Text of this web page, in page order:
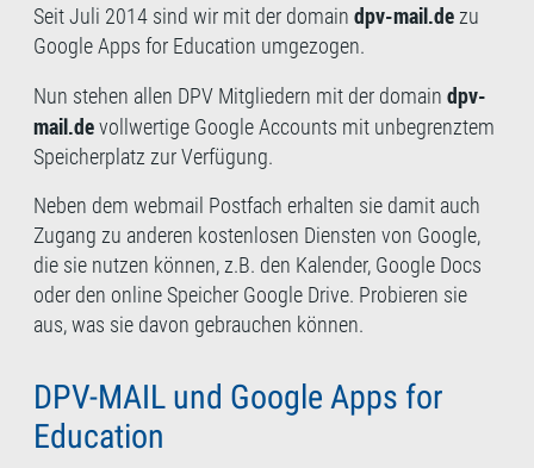
Seit Juli 2014 sind wir mit der domain dpv-mail.de zu
Google Apps for Education umgezogen.
Nun stehen allen DPV Mitgliedern mit der domain dpv-
mail.de vollwertige Google Accounts mit unbegrenztem
Speicherplatz zur Verfügung.
Neben dem webmail Postfach erhalten sie damit auch
Zugang zu anderen kostenlosen Diensten von Google,
die sie nutzen können, z.B. den Kalender, Google Docs
oder den online Speicher Google Drive. Probieren sie
aus, was sie davon gebrauchen können.
DPV-MAIL und Google Apps for
Education